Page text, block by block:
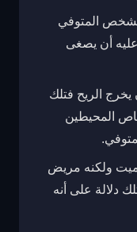
المتوفي
أن يصغى
الريح فتلك
المحيطين
ولكنه مريض
دلالة على أنه